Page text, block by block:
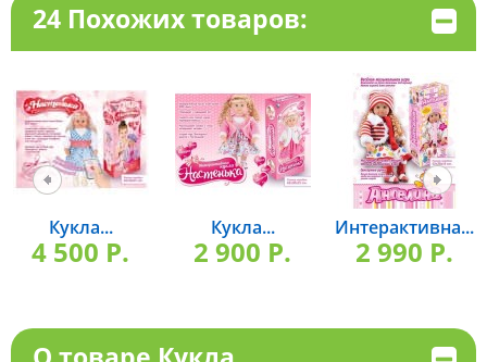
24 Похожих товаров:
Кукла...
4 500 P.
Кукла...
2 900 P.
Интерактивна...
2 990 P.